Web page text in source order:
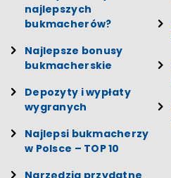
najlepszych
bukmacherów?
Najlepsze bonusy
bukmacherskie
Depozyty i wypłaty
wygranych
Najlepsi bukmacherzy
w Polsce – TOP 10